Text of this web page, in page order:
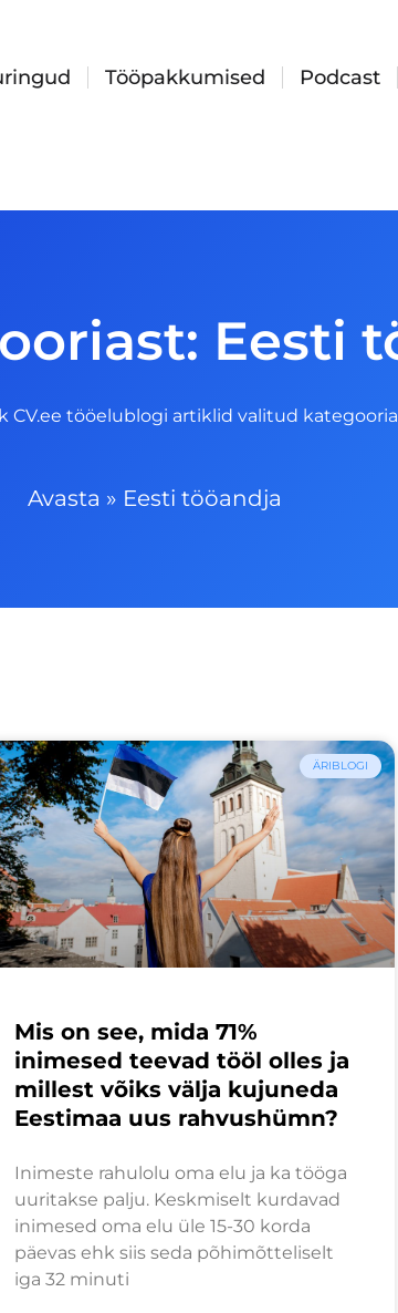
Tööpakkumised Podcast
Eesti
CV.ee tööelublogi artiklid valitud
Avasta » Eesti tööandja
ÄRIBLOGI
Mis on see, mida 71%
inimesed teevad tööl olles ja
millest võiks välja kujuneda
Eestimaa uus rahvushümn?
Inimeste rahulolu oma elu ja ka tööga
uuritakse palju. Keskmiselt kurdavad
inimesed oma elu üle 15-30 korda
päevas ehk siis seda põhimõtteliselt
iga 32 minuti